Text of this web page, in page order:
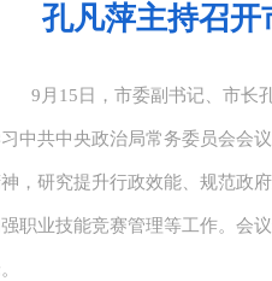
孔凡萍主持召开
9月15日，市委副书记、市长
中共中央政治局常务委员会会
，研究提升行政效能、规范政
职业技能竞赛管理等工作。会